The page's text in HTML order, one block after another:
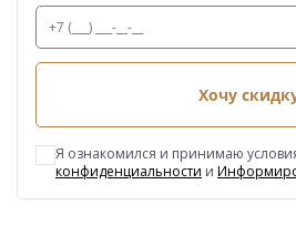
Хочу
Я ознакомился и принимаю
конфиденциальности и